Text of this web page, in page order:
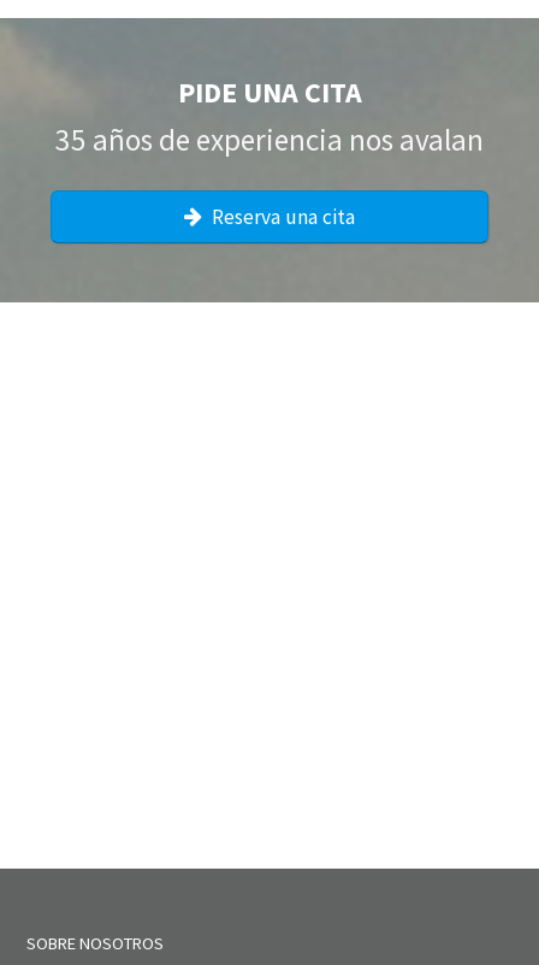
PIDE UNA CITA
35 años de experiencia nos avalan
Reserva una cita
SOBRE NOSOTROS